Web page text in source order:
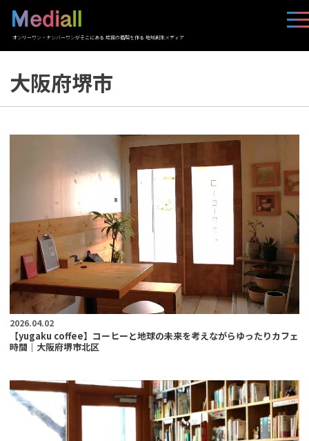
オンリーワン・ナンバーワンがそこにある 応援の循環を作る 地域創生メディア
大阪府堺市
2026.04.02
【yugaku coffee】コーヒーと地球の未来を考えながらゆったりカフェ
時間｜大阪府堺市北区